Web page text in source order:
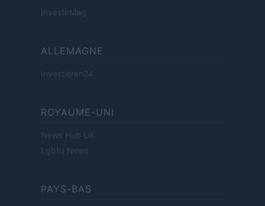
InvestirMag
ALLEMAGNE
Investieren24
ROYAUME-UNI
News Hub UK
Lgbtq News
PAYS-BAS